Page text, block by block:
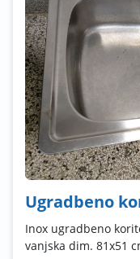
Ugradbeno
Inox ugradbeno
vanjska dim. 81x51